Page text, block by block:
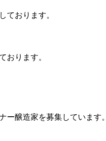
ております。
おります。
ー醸造家を募集しています。